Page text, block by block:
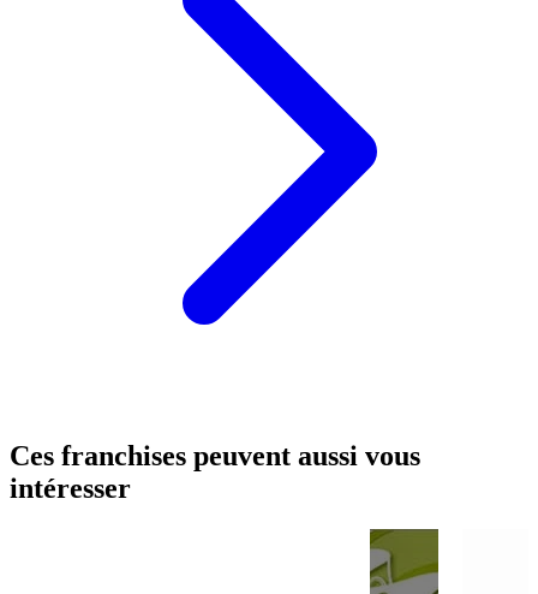
Ces franchises peuvent aussi vous
intéresser